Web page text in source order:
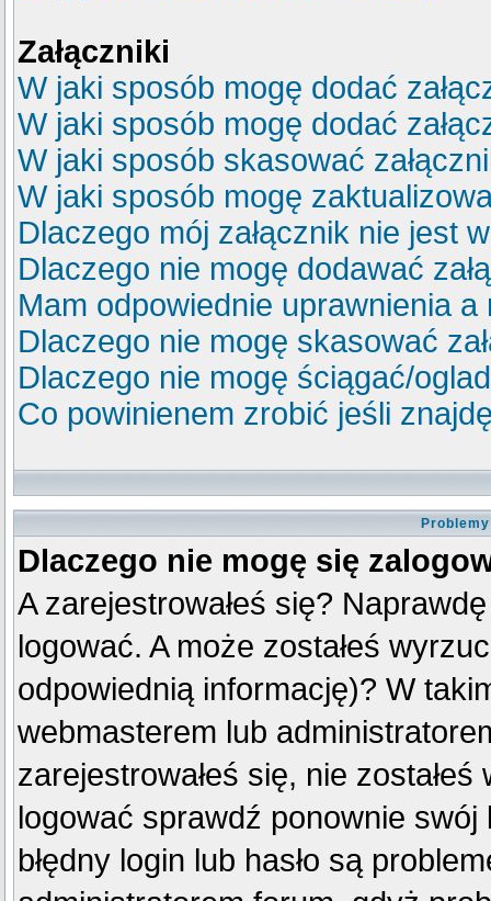
Załączniki
W jaki sposób mogę dodać
W jaki sposób mogę dodać
W jaki sposób skasować
W jaki sposób mogę
Dlaczego mój załącznik nie jest
Dlaczego nie mogę dodawać
Mam odpowiednie uprawnienia
Dlaczego nie mogę skasować
Dlaczego nie mogę ściągać/
Co powinienem zrobić jeśli
Dlaczego nie mogę się
A zarejestrowałeś się?
logować. A może zostałeś
odpowiednią informację)? W
webmasterem lub
zarejestrowałeś się, nie
logować sprawdź ponownie swój
błędny login lub hasło są